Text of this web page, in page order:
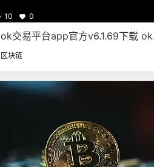
10 0
ok交易平台app官方v6.1.69下载 ok
交易平台Android-IOS正式版
区块链